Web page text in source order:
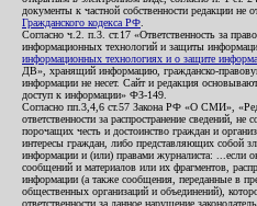
документы к частной собственности редакции не
Гражданского кодекса РФ
Согласно ч.2. п.3. ст.17 «Ответственность за
информационных технологий и защиты
информационных технологиях и о защите
ДВ», хранящий информацию, гражданско-правовую
информации не несет. Сайт и редакция
доступ к информации» ФЗ-149.
Согласно пп.3,4,6 ст.57 Закона РФ «О СМИ»,
ответственности за распространение сведений, не
порочащих честь и достоинство граждан и
интересы граждан, либо представляющих собой
информации и (или) правами журналиста: ...если
сообщений и материалов или их фрагментов,
информации (а также сообщения, переданные в
общественных организаций и объединений),
ответственности за данное нарушение